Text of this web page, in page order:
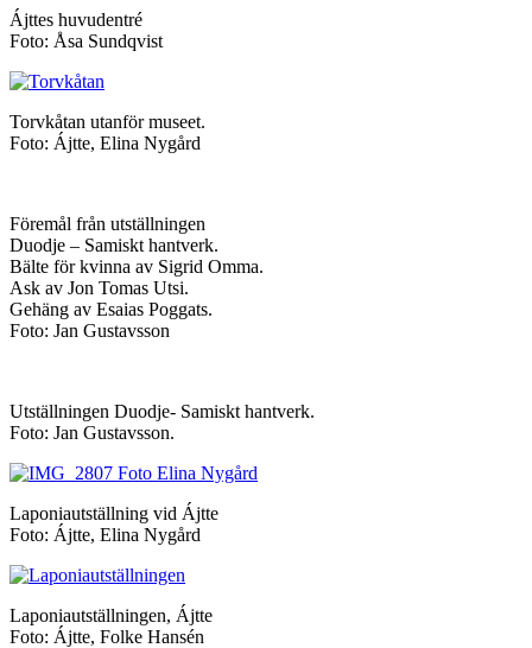
Ájttes huvudentré
Foto: Åsa Sundqvist
Torvkåtan utanför museet.
Foto: Ájtte, Elina Nygård
Föremål från utställningen
Duodje – Samiskt hantverk.
Bälte för kvinna av Sigrid Omma.
Ask av Jon Tomas Utsi.
Gehäng av Esaias Poggats.
Foto: Jan Gustavsson
Utställningen Duodje- Samiskt hantverk.
Foto: Jan Gustavsson.
Laponiautställning vid Ájtte
Foto: Ájtte, Elina Nygård
Laponiautställningen, Ájtte
Foto: Ájtte, Folke Hansén